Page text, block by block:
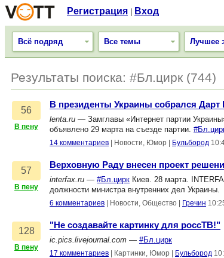
Регистрация Вход
Всё подряд Все темы Лучшее
Результаты поиска: #Бл.цирк (744)
56
В пену
В президенты Украины собрался Дарт
lenta.ru — Замглавы «Интернет партии
объявлено 29 марта на съезде партии.
14 комментариев Новости, Юмор Бульбород
57
В пену
Верховную Раду внесен проект
interfax.ru — #Бл.цирк Киев. 28 марта.
должности министра внутренних дел Украины.
6 комментариев Новости, Общество Гречин
128
В пену
"Не создавайте картинку для россТВ!"
ic.pics.livejournal.com — #Бл.цирк
17 комментариев Картинки, Юмор Бульбород